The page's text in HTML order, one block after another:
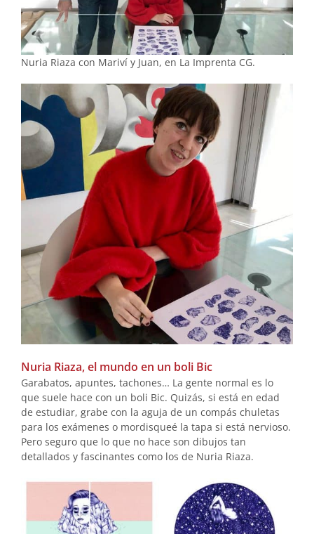
Nuria Riaza con Mariví y Juan, en La Imprenta CG.
Nuria Riaza, el mundo en un boli Bic
Garabatos, apuntes, tachones… La gente normal es lo
que suele hace con un boli Bic. Quizás, si está en edad
de estudiar, grabe con la aguja de un compás chuletas
para los exámenes o mordisqueé la tapa si está nervioso.
Pero seguro que lo que no hace son dibujos tan
detallados y fascinantes como los de Nuria Riaza.